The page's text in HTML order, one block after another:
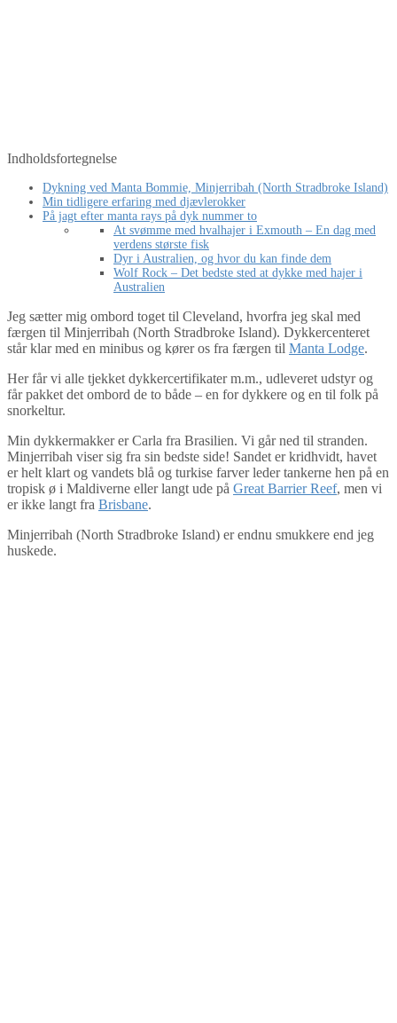
Indholdsfortegnelse
Dykning ved Manta Bommie, Minjerribah (North Stradbroke Island)
Min tidligere erfaring med djævlerokker
På jagt efter manta rays på dyk nummer to
At svømme med hvalhajer i Exmouth – En dag med
verdens største fisk
Dyr i Australien, og hvor du kan finde dem
Wolf Rock – Det bedste sted at dykke med hajer i
Australien
Jeg sætter mig ombord toget til Cleveland, hvorfra jeg skal med
færgen til Minjerribah (North Stradbroke Island). Dykkercenteret
står klar med en minibus og kører os fra færgen til Manta Lodge.
Her får vi alle tjekket dykkercertifikater m.m., udleveret udstyr og
får pakket det ombord de to både – en for dykkere og en til folk på
snorkeltur.
Min dykkermakker er Carla fra Brasilien. Vi går ned til stranden.
Minjerribah viser sig fra sin bedste side! Sandet er kridhvidt, havet
er helt klart og vandets blå og turkise farver leder tankerne hen på en
tropisk ø i Maldiverne eller langt ude på Great Barrier Reef, men vi
er ikke langt fra Brisbane.
Minjerribah (North Stradbroke Island) er endnu smukkere end jeg
huskede.